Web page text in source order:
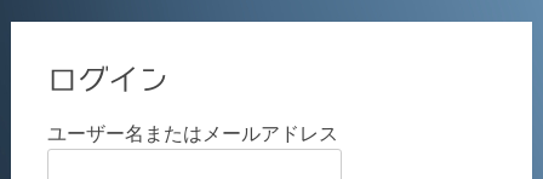
ログイン
ユーザー名またはメールアドレス